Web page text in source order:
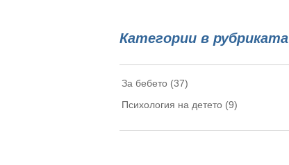
Категории в рубриката
За бебето (37)
Психология на детето (9)